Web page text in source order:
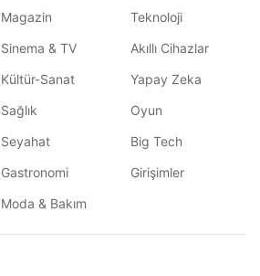
Magazin
Sinema & TV
Kültür-Sanat
Sağlık
Seyahat
Gastronomi
Moda & Bakım
Teknoloji
Akıllı Cihazlar
Yapay Zeka
Oyun
Big Tech
Girişimler